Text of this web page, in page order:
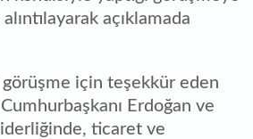
açıklamada
için teşekkür eden
Erdoğan ve
ticaret ve